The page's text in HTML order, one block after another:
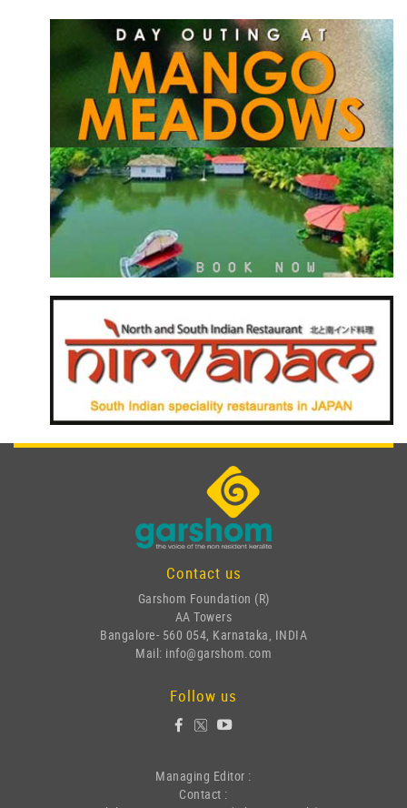
Contact us
Garshom Foundation (R)
AA Towers
Bangalore- 560 054, Karnataka, INDIA
Mail: info@garshom.com
Follow us
Managing Editor :
Contact :